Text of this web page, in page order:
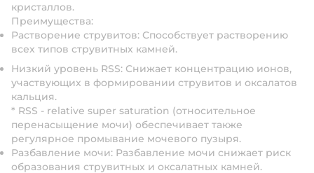
кристаллов.
Преимущества:
Растворение струвитов: Способствует растворению
всех типов струвитных камней.
Низкий уровень RSS: Снижает концентрацию ионов,
участвующих в формировании струвитов и оксалатов
кальция.
* RSS - relative super saturation (относительное
перенасыщение мочи) обеспечивает также
регулярное промывание мочевого пузыря.
Разбавление мочи: Разбавление мочи снижает риск
образования струвитных и оксалатных камней.